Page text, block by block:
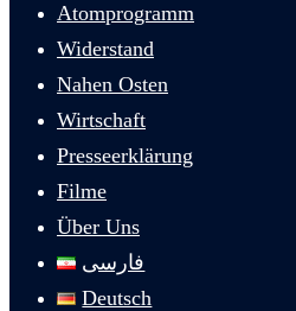
Atomprogramm
Widerstand
Nahen Osten
Wirtschaft
Presseerklärung
Filme
Über Uns
فارسی
Deutsch